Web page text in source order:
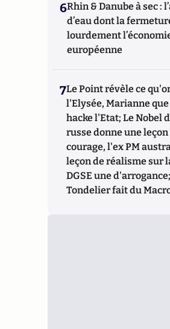
6Rhin & Danube à sec :
d’eau dont la
lourdement
européenne
7Le Point révèle ce
l'Elysée, Marianne
hacke l'Etat; Le Nobel
russe donne une leçon
courage, l'ex PM
leçon de réalisme sur
DGSE une
Tondelier fait du